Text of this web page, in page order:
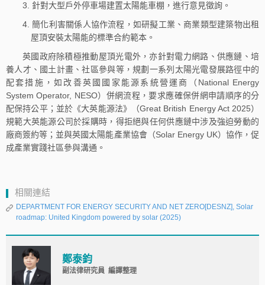
3. 針對大型戶外停車場建置太陽能車棚，進行意見徵詢。
4. 簡化利害關係人協作流程，如研擬工業、商業類型建築物出租
屋頂安裝太陽能的標準合約範本。
英國政府除積極推動屋頂光電外，亦針對電力網路、供應鏈、培
養人才、國土計畫、社區參與等，規劃一系列太陽光電發展路徑中的
配套措施，如改善英國國家能源系統營運商（National Energy
System Operator, NESO）併網流程，要求應確保併網申請順序的分
配保持公平；並於《大英能源法》（Great British Energy Act 2025）
規範大英能源公司於採購時，得拒絕與任何供應鏈中涉及強迫勞動的
廠商簽約等；並與英國太陽能產業協會（Solar Energy UK）協作，促
成產業實踐社區參與溝通。
相關連結
DEPARTMENT FOR ENERGY SECURITY AND NET ZERO[DESNZ], Solar
roadmap: United Kingdom powered by solar (2025)
鄭泰鈞
副法律研究員 編譯整理